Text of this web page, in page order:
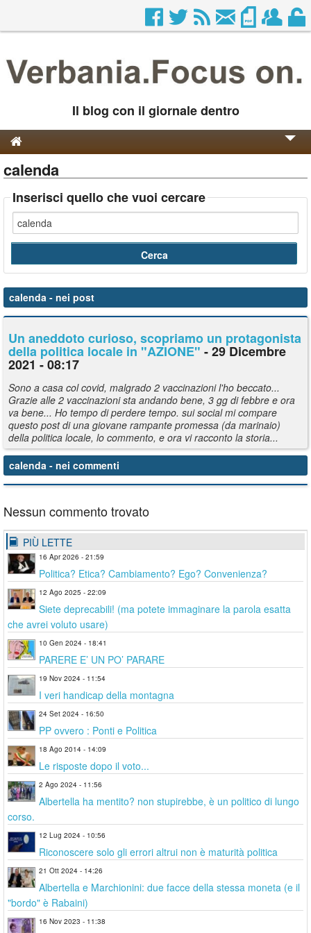
Il blog con il giornale dentro
Genesi e Storia
Contatti
calenda
Inserisci quello che vuoi cercare
calenda - nei post
Un aneddoto curioso, scopriamo un protagonista
della politica locale in "AZIONE" - 29 Dicembre
2021 - 08:17
Sono a casa col covid, malgrado 2 vaccinazioni l'ho beccato...
Grazie alle 2 vaccinazioni sta andando bene, 3 gg di febbre e ora
va bene... Ho tempo di perdere tempo. sui social mi compare
questo post di una giovane rampante promessa (da marinaio)
della politica locale, lo commento, e ora vi racconto la storia...
calenda - nei commenti
Nessun commento trovato
PIÙ LETTE
16 Apr 2026 - 21:59
Politica? Etica? Cambiamento? Ego? Convenienza?
12 Ago 2025 - 22:09
Siete deprecabili! (ma potete immaginare la parola esatta
che avrei voluto usare)
10 Gen 2024 - 18:41
PARERE E’ UN PO’ PARARE
19 Nov 2024 - 11:54
I veri handicap della montagna
24 Set 2024 - 16:50
PP ovvero : Ponti e Politica
18 Ago 2014 - 14:09
Le risposte dopo il voto...
2 Ago 2024 - 11:56
Albertella ha mentito? non stupirebbe, è un politico di lungo
corso.
12 Lug 2024 - 10:56
Riconoscere solo gli errori altrui non è maturità politica
21 Ott 2024 - 14:26
Albertella e Marchionini: due facce della stessa moneta (e il
"bordo" è Rabaini)
16 Nov 2023 - 11:38